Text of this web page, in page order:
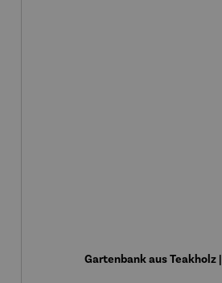
Gartenbank aus Teakholz